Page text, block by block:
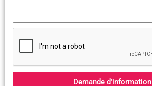
Demande d'information